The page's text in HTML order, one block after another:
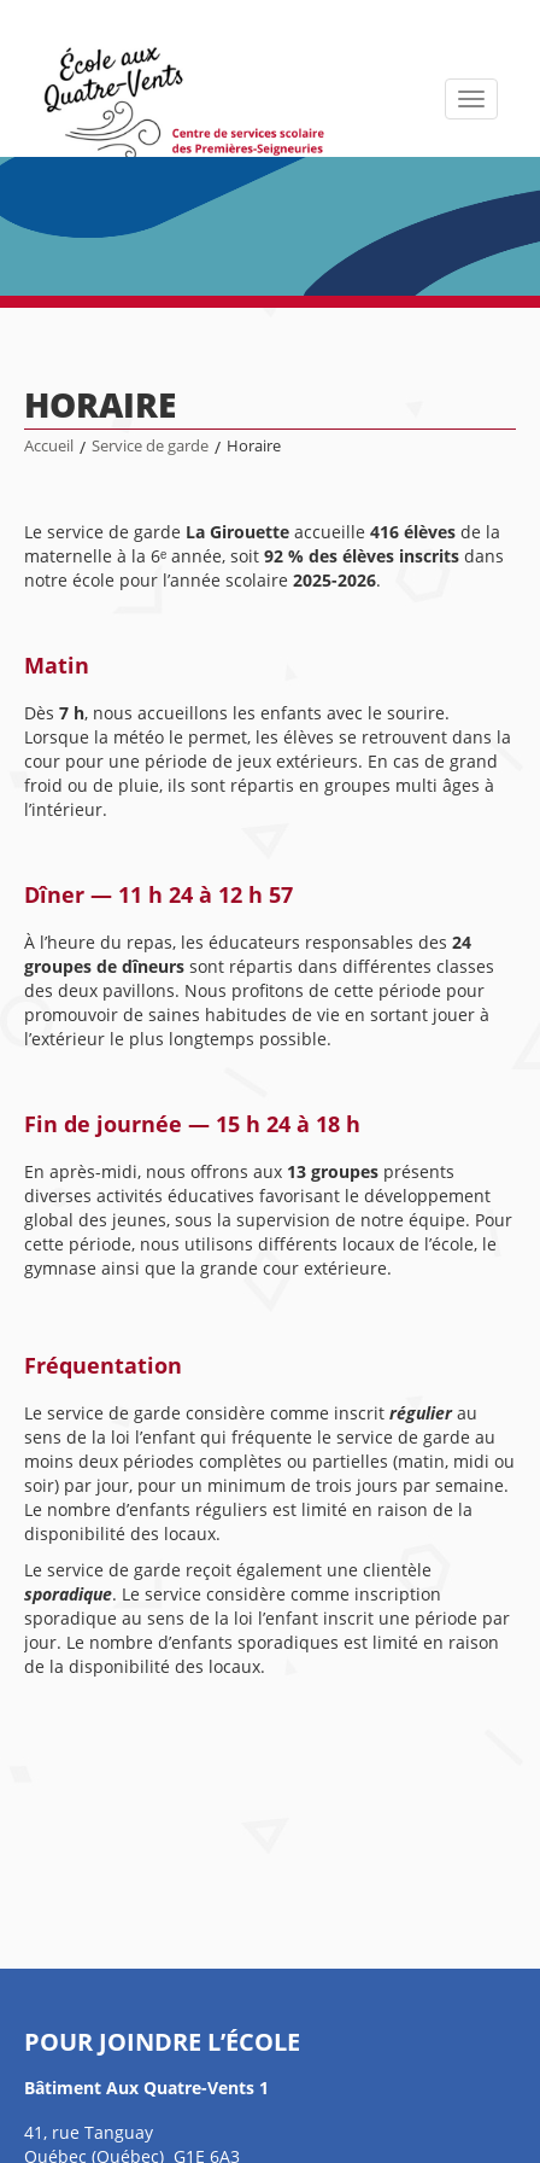
Toggle
HORAIRE
Accueil / Service de garde / Horaire
Le service de garde La Girouette accueille 416 élèves de la
maternelle à la 6ᵉ année, soit 92 % des élèves inscrits dans
notre école pour l’année scolaire 2025-2026.
Matin
Dès 7 h, nous accueillons les enfants avec le sourire.
Lorsque la météo le permet, les élèves se retrouvent dans la
cour pour une période de jeux extérieurs. En cas de grand
froid ou de pluie, ils sont répartis en groupes multi âges à
l’intérieur.
Dîner — 11 h 24 à 12 h 57
À l’heure du repas, les éducateurs responsables des 24
groupes de dîneurs sont répartis dans différentes classes
des deux pavillons. Nous profitons de cette période pour
promouvoir de saines habitudes de vie en sortant jouer à
l’extérieur le plus longtemps possible.
Fin de journée — 15 h 24 à 18 h
En après-midi, nous offrons aux 13 groupes présents
diverses activités éducatives favorisant le développement
global des jeunes, sous la supervision de notre équipe. Pour
cette période, nous utilisons différents locaux de l’école, le
gymnase ainsi que la grande cour extérieure.
Fréquentation
Le service de garde considère comme inscrit régulierau
sens de la loi l’enfant qui fréquente le service de garde au
moins deux périodes complètes ou partielles (matin, midi ou
soir) par jour, pour un minimum de trois jours par semaine.
Le nombre d’enfants réguliers est limité en raison de la
disponibilité des locaux.
Le service de garde reçoit également une clientèle
sporadique. Le service considère comme inscription
sporadique au sens de la loi l’enfant inscrit une période par
jour. Le nombre d’enfants sporadiques est limité en raison
de la disponibilité des locaux.
POUR JOINDRE L’ÉCOLE
Bâtiment Aux Quatre-Vents 1
41, rue Tanguay
Québec (Québec) G1E 6A3